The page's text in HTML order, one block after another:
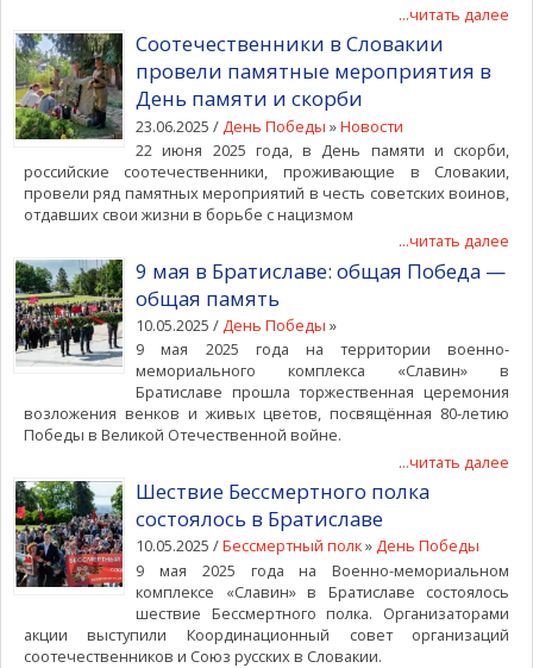
...читать далее
Соотечественники в Словакии
провели памятные мероприятия в
День памяти и скорби
23.06.2025 /День Победы »Новости
22 июня 2025 года, в День памяти и скорби,
российские соотечественники, проживающие в Словакии,
провели ряд памятных мероприятий в честь советских воинов,
отдавших свои жизни в борьбе с нацизмом
...читать далее
9 мая в Братиславе: общая Победа —
общая память
10.05.2025 /День Победы »
9 мая 2025 года на территории военно-
мемориального комплекса «Славин» в
Братиславе прошла торжественная церемония
возложения венков и живых цветов, посвящённая 80-летию
Победы в Великой Отечественной войне.
...читать далее
Шествие Бессмертного полка
состоялось в Братиславе
10.05.2025 /Бессмертный полк»День Победы
9 мая 2025 года на Военно-мемориальном
комплексе «Славин» в Братиславе состоялось
шествие Бессмертного полка. Организаторами
акции выступили Координационный совет организаций
соотечественников и Союз русских в Словакии.